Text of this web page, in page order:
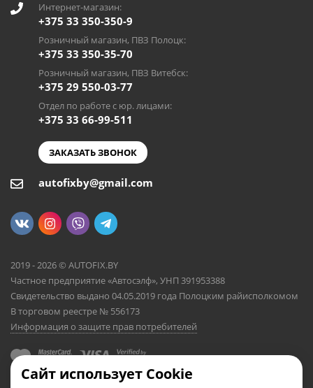
Интернет-магазин:
+375 33 350-350-9
Розничный магазин, ПВЗ Полоцк:
+375 33 350-35-70
Розничный магазин, ПВЗ Витебск:
+375 29 550-03-77
Отдел по работе с юр. лицами:
+375 33 66-99-511
ЗАКАЗАТЬ ЗВОНОК
autofixby@gmail.com
2019 - 2026 © AUTOFIX.BY
Частное предприятие «Автосэлф», УНП 391953388
Свидетельство выдано 04.05.2019 года Полоцким райисполкомом
В торговом реестре № 556173
Информация о защите прав потребителей
Сайт использует Cookie